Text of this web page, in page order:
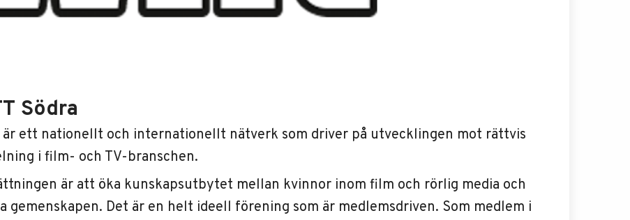
Södra
är ett nationellt och internationellt nätverk som driver på utvecklingen mot rättvis
i film- och TV-branschen.
är att öka kunskapsutbytet mellan kvinnor inom film och rörlig media och
gemenskapen. Det är en helt ideell förening som är medlemsdriven. Som medlem i